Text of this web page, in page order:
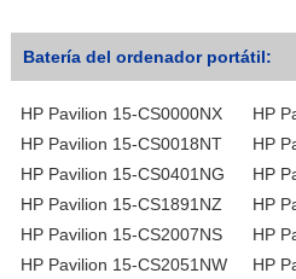
Batería del ordenador portátil:
HP Pavilion 15-CS0000NX
HP
HP Pavilion 15-CS0018NT
HP
HP Pavilion 15-CS0401NG
HP
HP Pavilion 15-CS1891NZ
HP
HP Pavilion 15-CS2007NS
HP
HP Pavilion 15-CS2051NW
HP